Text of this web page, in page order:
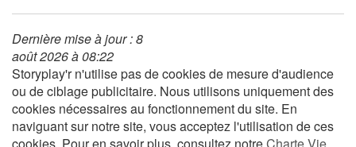
Dernière mise à jour : 8
août 2026 à 08:22
Storyplay'r n'utilise pas de cookies de mesure d'audience
ou de ciblage publicitaire. Nous utilisons uniquement des
cookies nécessaires au fonctionnement du site. En
naviguant sur notre site, vous acceptez l'utilisation de ces